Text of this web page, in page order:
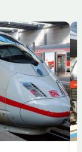
er et
forbinder
regioner på
EC-